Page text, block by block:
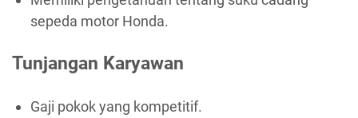
sepeda motor Honda.
Tunjangan Karyawan
Gaji pokok yang kompetitif.